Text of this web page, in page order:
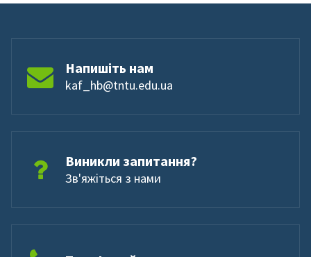
Напишіть нам
kaf_hb@tntu.edu.ua
Виникли запитання?
Зв'яжіться з нами